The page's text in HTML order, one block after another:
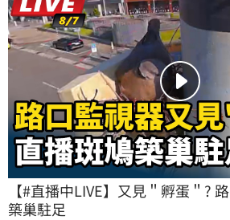
【#直播中LIVE】又見＂孵蛋＂?
築巢駐足